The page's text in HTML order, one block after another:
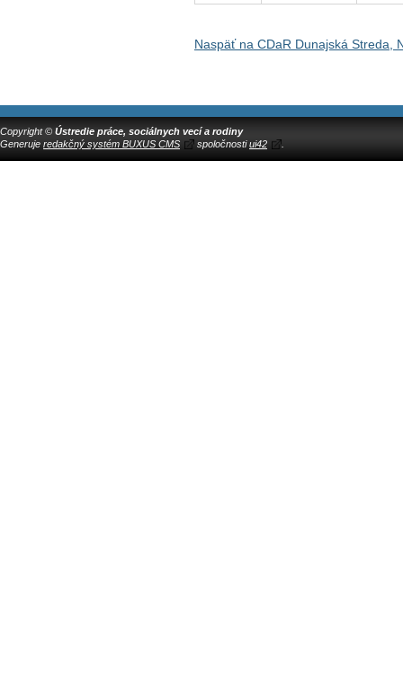
Naspäť na CDaR Dunajská Streda,
Copyright © Ústredie práce, sociálnych vecí a rodiny
Generuje redakčný systém BUXUS CMS spoločnostiui42